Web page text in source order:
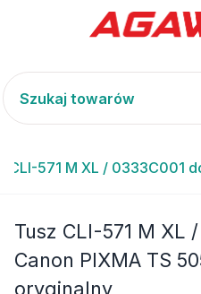
CLI-571 M XL / 0333C001
Tusz CLI-571 M XL
Canon PIXMA TS
oryginalny